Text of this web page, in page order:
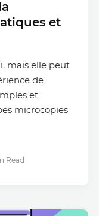
et
mais elle peut
de
et
microcopies
Read